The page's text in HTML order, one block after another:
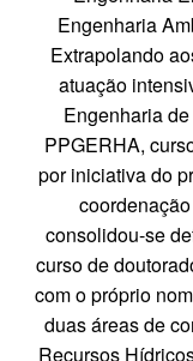
Engenharia
Extrapolando
atuação
Engenharia
PPGERHA,
por iniciativa do
consolidou-se
curso de
com o próprio
duas áreas de
Recursos